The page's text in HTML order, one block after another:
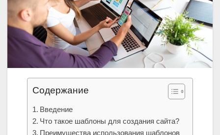
Содержание
Введение
Что такое шаблоны для создания сайта?
Преимущества использования шаблонов